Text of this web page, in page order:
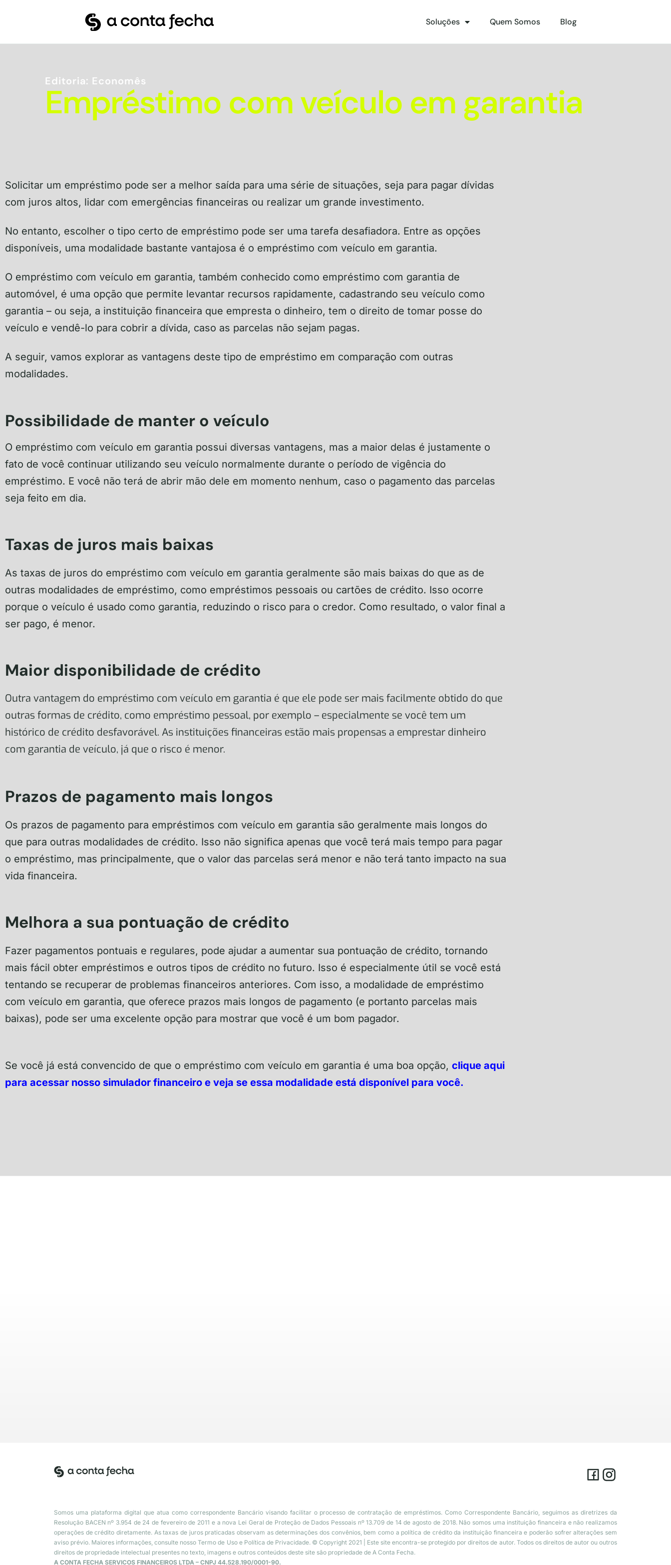
Soluções Quem Somos Blog
Editoria: Economês
Empréstimo com veículo em garantia
Solicitar um empréstimo pode ser a melhor saída para uma série de situações, seja para pagar dívidas
com juros altos, lidar com emergências financeiras ou realizar um grande investimento.
No entanto, escolher o tipo certo de empréstimo pode ser uma tarefa desafiadora. Entre as opções
disponíveis, uma modalidade bastante vantajosa é o empréstimo com veículo em garantia.
O empréstimo com veículo em garantia, também conhecido como empréstimo com garantia de
automóvel, é uma opção que permite levantar recursos rapidamente, cadastrando seu veículo como
garantia – ou seja, a instituição financeira que empresta o dinheiro, tem o direito de tomar posse do
veículo e vendê-lo para cobrir a dívida, caso as parcelas não sejam pagas.
A seguir, vamos explorar as vantagens deste tipo de empréstimo em comparação com outras
modalidades.
Possibilidade de manter o veículo
O empréstimo com veículo em garantia possui diversas vantagens, mas a maior delas é justamente o
fato de você continuar utilizando seu veículo normalmente durante o período de vigência do
empréstimo. E você não terá de abrir mão dele em momento nenhum, caso o pagamento das parcelas
seja feito em dia.
Taxas de juros mais baixas
As taxas de juros do empréstimo com veículo em garantia geralmente são mais baixas do que as de
outras modalidades de empréstimo, como empréstimos pessoais ou cartões de crédito. Isso ocorre
porque o veículo é usado como garantia, reduzindo o risco para o credor. Como resultado, o valor final a
ser pago, é menor.
Maior disponibilidade de crédito
Outra vantagem do empréstimo com veículo em garantia é que ele pode ser mais facilmente obtido do que
outras formas de crédito, como empréstimo pessoal, por exemplo – especialmente se você tem um
histórico de crédito desfavorável. As instituições financeiras estão mais propensas a emprestar dinheiro
com garantia de veículo, já que o risco é menor.
Prazos de pagamento mais longos
Os prazos de pagamento para empréstimos com veículo em garantia são geralmente mais longos do
que para outras modalidades de crédito. Isso não significa apenas que você terá mais tempo para pagar
o empréstimo, mas principalmente, que o valor das parcelas será menor e não terá tanto impacto na sua
vida financeira.
Melhora a sua pontuação de crédito
Fazer pagamentos pontuais e regulares, pode ajudar a aumentar sua pontuação de crédito, tornando
mais fácil obter empréstimos e outros tipos de crédito no futuro. Isso é especialmente útil se você está
tentando se recuperar de problemas financeiros anteriores. Com isso, a modalidade de empréstimo
com veículo em garantia, que oferece prazos mais longos de pagamento (e portanto parcelas mais
baixas), pode ser uma excelente opção para mostrar que você é um bom pagador.
Se você já está convencido de que o empréstimo com veículo em garantia é uma boa opção, clique aqui
para acessar nosso simulador financeiro e veja se essa modalidade está disponível para você.
Somos uma plataforma digital que atua como correspondente Bancário visando facilitar o processo de contratação de empréstimos. Como Correspondente Bancário, seguimos as diretrizes da
Resolução BACEN nº 3.954 de 24 de fevereiro de 2011 e a nova Lei Geral de Proteção de Dados Pessoais nº 13.709 de 14 de agosto de 2018. Não somos uma instituição financeira e não realizamos
operações de crédito diretamente. As taxas de juros praticadas observam as determinações dos convênios, bem como a política de crédito da instituição financeira e poderão sofrer alterações sem
aviso prévio. Maiores informações, consulte nosso Termo de Uso e Política de Privacidade. © Copyright 2021 | Este site encontra-se protegido por direitos de autor. Todos os direitos de autor ou outros
direitos de propriedade intelectual presentes no texto, imagens e outros conteúdos deste site são propriedade de A Conta Fecha.
A CONTA FECHA SERVICOS FINANCEIROS LTDA – CNPJ 44.528.190/0001-90.